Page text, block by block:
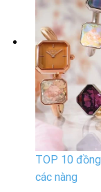
TOP 10
các nàng